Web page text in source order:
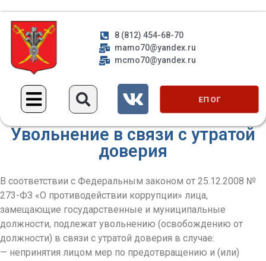
8 (812) 454-68-70
mamo70@yandex.ru
mcmo70@yandex.ru
ЕП ОГ
Увольнение в связи с утратой
доверия
В соответствии с Федеральным законом от 25.12.2008 №
273-ФЗ «О противодействии коррупции» лица,
замещающие государственные и муниципальные
должности, подлежат увольнению (освобождению от
должности) в связи с утратой доверия в случае:
— непринятия лицом мер по предотвращению и (или)